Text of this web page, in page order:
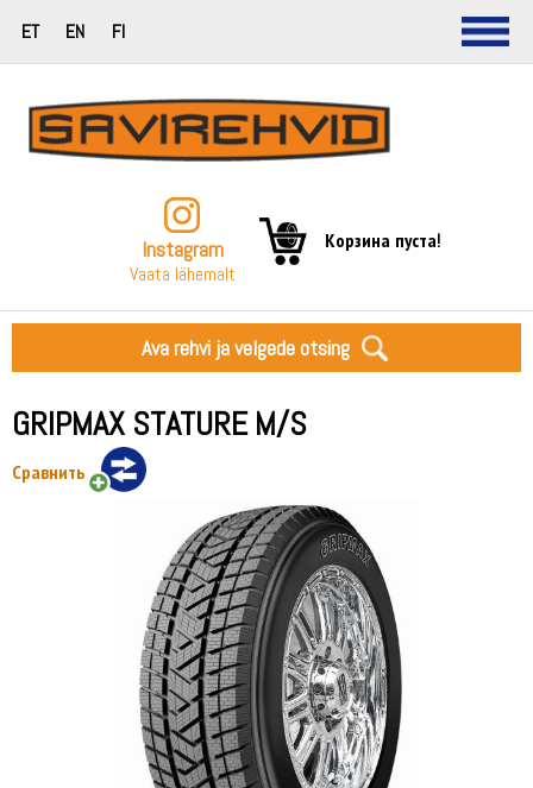
ET EN FI
Instagram
Vaata lähemalt
Корзина пуста!
Ava rehvi ja velgede otsing
GRIPMAX STATURE M/S
Сравнить